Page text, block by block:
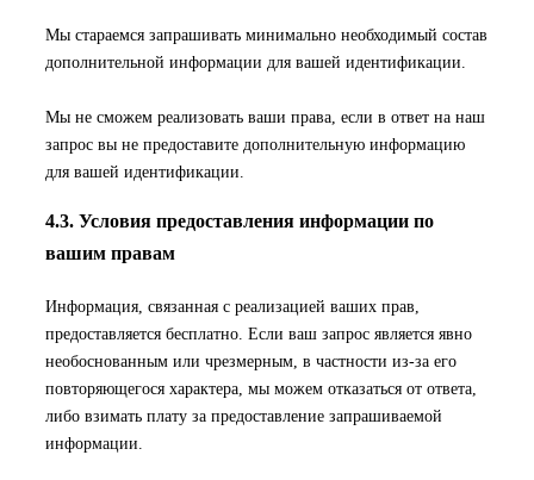
Мы стараемся запрашивать минимально необходимый состав
дополнительной информации для вашей идентификации.
Мы не сможем реализовать ваши права, если в ответ на наш
запрос вы не предоставите дополнительную информацию
для вашей идентификации.
4.3. Условия предоставления информации по
вашим правам
Информация, связанная с реализацией ваших прав,
предоставляется бесплатно. Если ваш запрос является явно
необоснованным или чрезмерным, в частности из-за его
повторяющегося характера, мы можем отказаться от ответа,
либо взимать плату за предоставление запрашиваемой
информации.